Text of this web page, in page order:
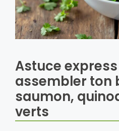
Astuce
assembler ton
saumon,
verts